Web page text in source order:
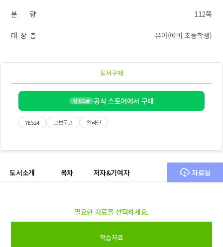
분 량 112쪽
대 상 층 유아(예비 초등학생)
도서구매
길벗스쿨 공식 스토어에서 구매
YES24 교보문고 알라딘
도서소개 목차 저자&기여자 자료실
필요한 자료를 선택하세요.
학습자료